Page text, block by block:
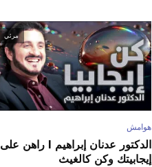
مرئي
هوامش
الدكتور عدنان إبراهيم l راهن على
إيجابيتك وكن كالغيث